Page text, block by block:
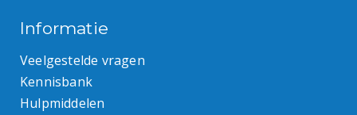
Informatie
Veelgestelde vragen
Kennisbank
Hulpmiddelen